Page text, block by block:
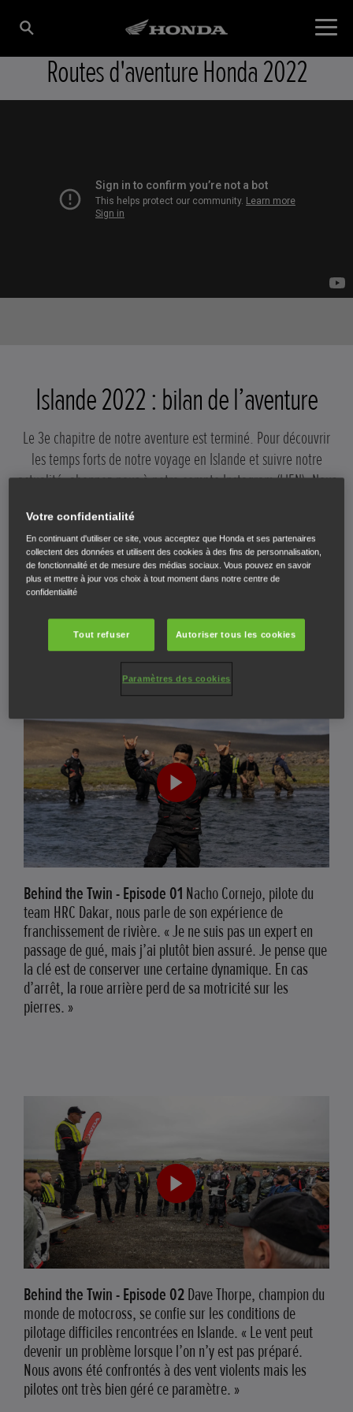
Routes d'aventure Honda 2022
Islande 2022 : bilan de l’aventure
Le 3e chapitre de notre aventure est terminé. Pour découvrir
les temps forts de notre voyage en Islande et suivre notre
actualité, abonnez-nous à notre compte Instagram (LIEN). Nous
Honda Adventure Roads ! Inscrivez-vous sans plus attendre pour
en savoir plus
Behind the Twin - Episode 01 Nacho Cornejo, pilote du
team HRC Dakar, nous parle de son expérience de
franchissement de rivière. « Je ne suis pas un expert en
passage de gué, mais j’ai plutôt bien assuré. Je pense que
la clé est de conserver une certaine dynamique. En cas
d’arrêt, la roue arrière perd de sa motricité sur les
pierres. »
Behind the Twin - Episode 02Dave Thorpe, champion du
monde de motocross, se confie sur les conditions de
pilotage difficiles rencontrées en Islande. « Le vent peut
devenir un problème lorsque l’on n’y est pas préparé.
Nous avons été confrontés à des vent violents mais les
pilotes ont très bien géré ce paramètre. »
Votre confidentialité
En continuant d'utiliser ce site, vous acceptez que Honda et ses partenaires
collectent des données et utilisent des cookies à des fins de personnalisation,
de fonctionnalité et de mesure des médias sociaux. Vous pouvez en savoir
plus et mettre à jour vos choix à tout moment dans notre centre de
confidentialité
Tout refuser Autoriser tous les cookies
Paramètres des cookies